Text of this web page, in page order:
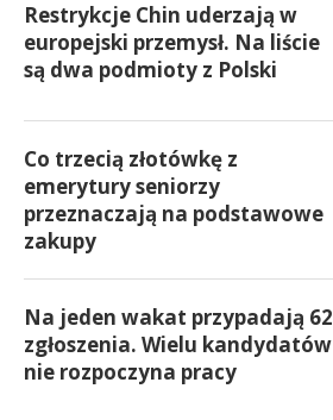
Restrykcje Chin uderzają w
europejski przemysł. Na liście
są dwa podmioty z Polski
Co trzecią złotówkę z
emerytury seniorzy
przeznaczają na podstawowe
zakupy
Na jeden wakat przypadają 62
zgłoszenia. Wielu kandydatów
nie rozpoczyna pracy